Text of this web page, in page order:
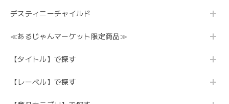
デスティニーチャイルド
≪あるじゃんマーケット限定商品≫
【タイトル】で探す
【レーベル】で探す